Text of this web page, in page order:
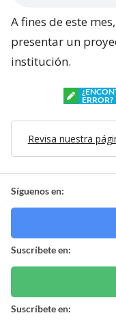
A fines de este
presentar un
institución.
ERROR?
Revisa nuestra
Síguenos en:
Suscríbete en:
Suscríbete en: